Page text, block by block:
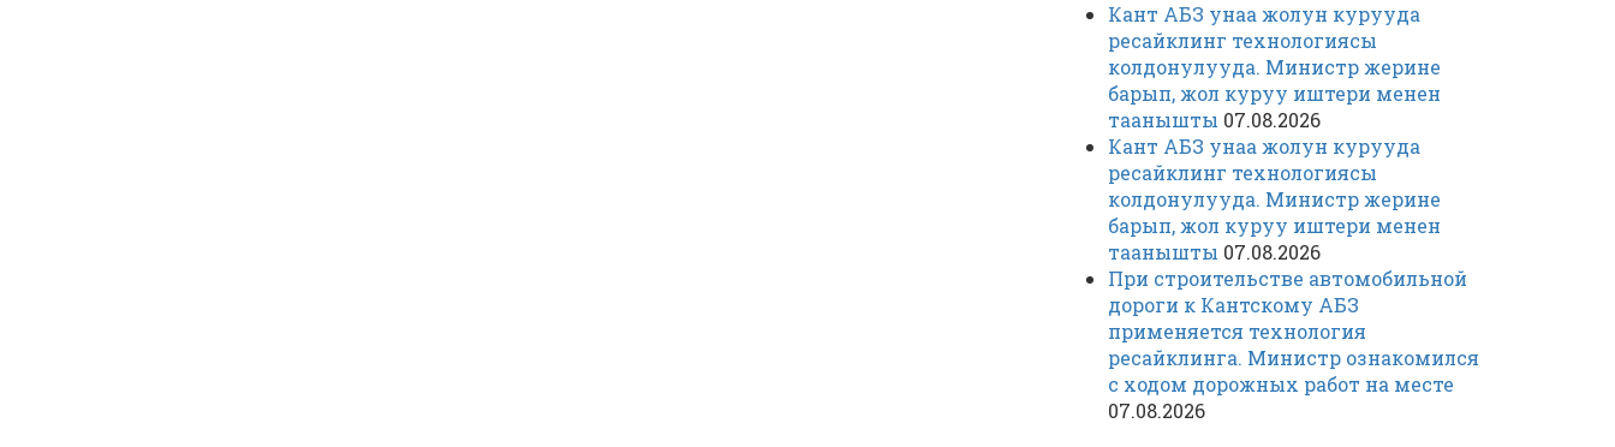
Кант АБЗ унаа жолун курууда
ресайклинг технологиясы
колдонулууда. Министр жерине
барып, жол куруу иштери менен
таанышты 07.08.2026
Кант АБЗ унаа жолун курууда
ресайклинг технологиясы
колдонулууда. Министр жерине
барып, жол куруу иштери менен
таанышты 07.08.2026
При строительстве автомобильной
дороги к Кантскому АБЗ
применяется технология
ресайклинга. Министр ознакомился
с ходом дорожных работ на месте
07.08.2026